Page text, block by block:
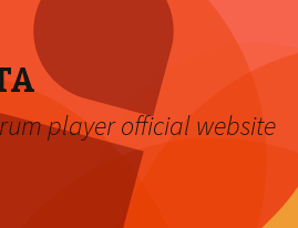
player official website